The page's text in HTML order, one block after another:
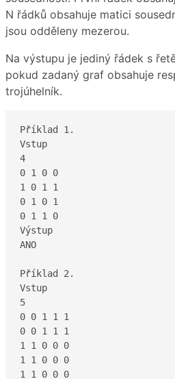
N řádků obsahuje matici
jsou odděleny mezerou.
Na výstupu je jediný řádek s
pokud zadaný graf obsahuje
trojúhelník.
Příklad 1.
Vstup
4
0 1 0 0
1 0 1 1
0 1 0 1
0 1 1 0
Výstup
ANO
Příklad 2.
Vstup
5
0 0 1 1 1
0 0 1 1 1
1 1 0 0 0
1 1 0 0 0
1 1 0 0 0